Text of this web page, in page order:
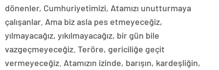
dönenler, Cumhuriyetimizi, Atamızı unutturmaya
çalışanlar. Ama biz asla pes etmeyeceğiz,
yılmayacağız, yıkılmayacağız, bir gün bile
vazgeçmeyeceğiz. Teröre, gericiliğe geçit
vermeyeceğiz. Atamızın izinde, barışın, kardeşliğin,